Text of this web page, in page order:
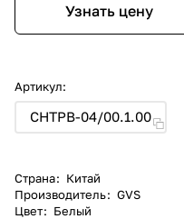
Узнать цену
Артикул:
CHTPB-04/00.1.00
Страна: Китай
Производитель: GVS
Цвет: Белый